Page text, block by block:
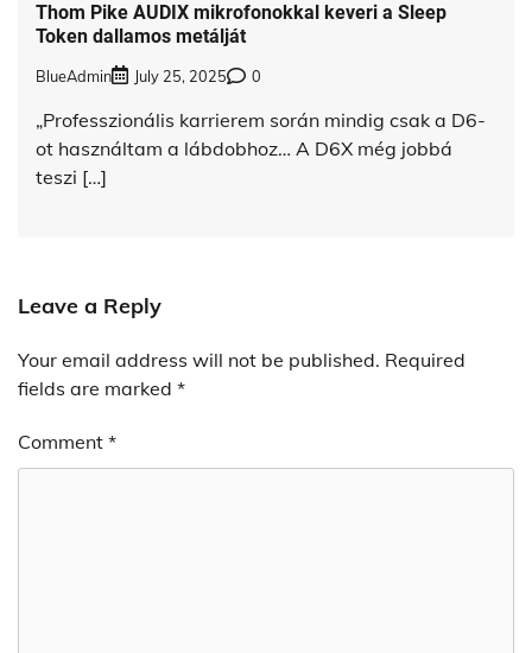
Thom Pike AUDIX mikrofonokkal keveri a Sleep
Token dallamos metálját
BlueAdmin July 25, 2025 0
„Professzionális karrierem során mindig csak a D6-
ot használtam a lábdobhoz… A D6X még jobbá
teszi […]
Leave a Reply
Your email address will not be published. Required
fields are marked *
Comment *